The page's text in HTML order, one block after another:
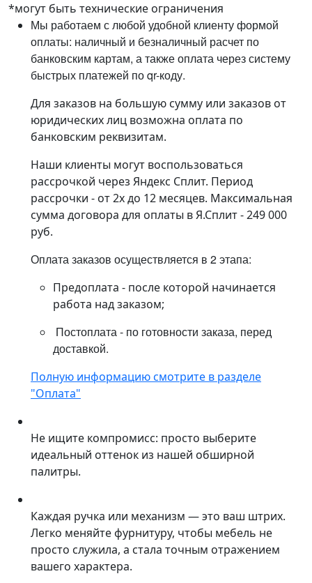
*могут быть технические ограничения
Мы работаем с любой удобной клиенту формой
оплаты: наличный и безналичный расчет по
банковским картам, а также оплата через систему
быстрых платежей по qr-коду.
Для заказов на большую сумму или заказов от
юридических лиц возможна оплата по
банковским реквизитам.
Наши клиенты могут воспользоваться
рассрочкой через Яндекс Сплит. Период
рассрочки - от 2х до 12 месяцев. Максимальная
сумма договора для оплаты в Я.Сплит - 249 000
руб.
Оплата заказов осуществляется в 2 этапа:
Предоплата - после которой начинается
работа над заказом;
Постоплата - по готовности заказа, перед
доставкой.
Полную информацию смотрите в разделе
"Оплата"
Не ищите компромисс: просто выберите
идеальный оттенок из нашей обширной
палитры.
Каждая ручка или механизм — это ваш штрих.
Легко меняйте фурнитуру, чтобы мебель не
просто служила, а стала точным отражением
вашего характера.